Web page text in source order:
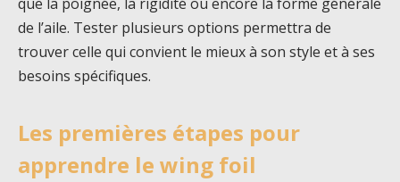
de l’aile. Tester plusieurs options permettra de
trouver celle qui convient le mieux à son style et à ses
besoins spécifiques.
Les premières étapes pour
apprendre le wing foil